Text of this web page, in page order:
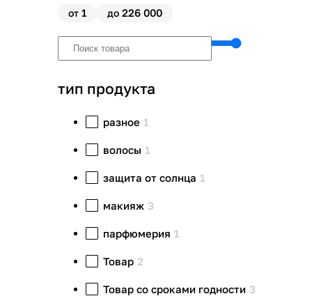
от 1 до 226 000
тип продукта
разное 1
волосы 1
защита от солнца 1
макияж 3
парфюмерия 1
Товар 2
Товар со сроками годности 3